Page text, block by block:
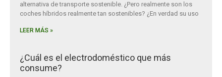
alternativa de transporte sostenible. ¿Pero realmente son los
coches híbridos realmente tan sostenibles? ¿En verdad su uso
LEER MÁS »
¿Cuál es el electrodoméstico que más
consume?